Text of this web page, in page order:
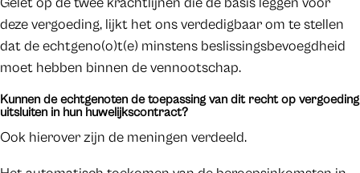
deze vergoeding, lijkt het ons verdedigbaar om te stellen
dat de echtgeno(o)t(e) minstens beslissingsbevoegdheid
moet hebben binnen de vennootschap.
Kunnen de echtgenoten de toepassing van dit recht op vergoeding
uitsluiten in hun huwelijkscontract?
Ook hierover zijn de meningen verdeeld.